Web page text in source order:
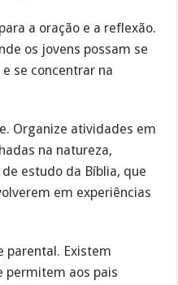
a oração e a reflexão.
os jovens possam se
se concentrar na
Organize atividades em
na natureza,
estudo da Bíblia, que
em experiências
parental. Existem
permitem aos pais